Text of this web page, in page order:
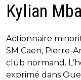
Kylian
Actionnaire
SM Caen, Pierre-
club normand.
exprimé dans